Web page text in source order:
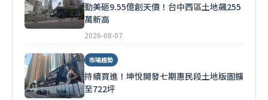
勤美砸9.55億創天價！台中西區土地飆255
萬新高
2026-08-07
市場趨勢
持續買進！坤悅開發七期惠民段土地版圖擴
至722坪